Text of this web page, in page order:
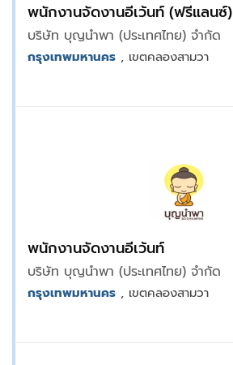
พนักงานจัดงานอีเว้นท์ (ฟรีแลนซ์)
บริษัท บุญนำพา (ประเทศไทย) จำกัด
กรุงเทพมหานคร , เขตคลองสามวา
พนักงานจัดงานอีเว้นท์
บริษัท บุญนำพา (ประเทศไทย) จำกัด
กรุงเทพมหานคร , เขตคลองสามวา